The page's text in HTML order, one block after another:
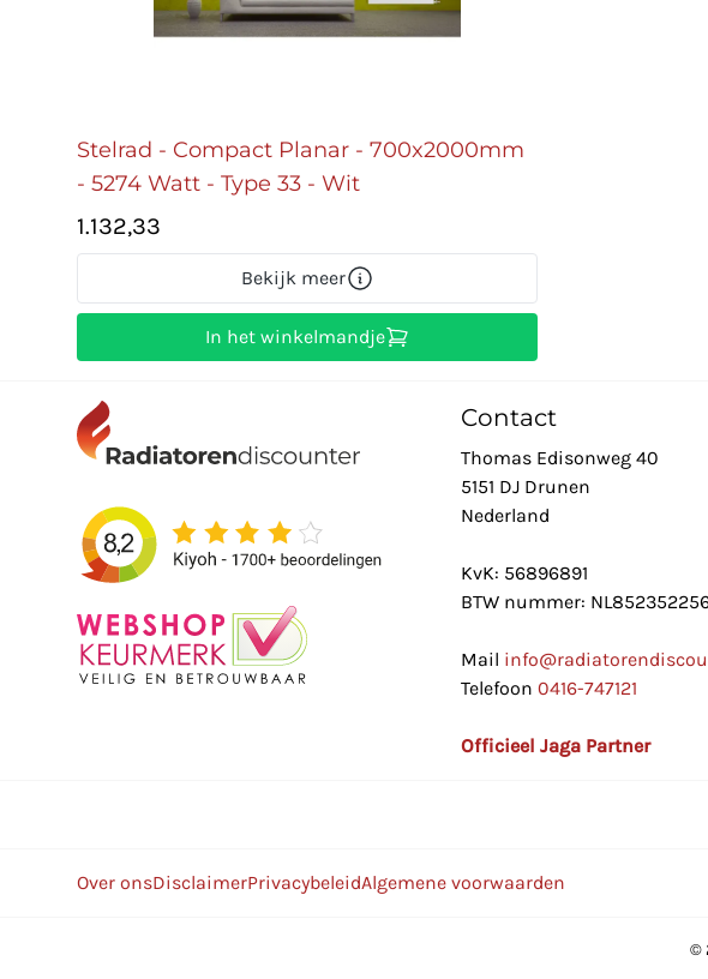
Stelrad - Compact Planar - 700x2000mm
- 5274 Watt - Type 33 - Wit
1.132,33
Bekijk meer
In het winkelmandje
Contact
Thomas Edisonweg 40
5151 DJ Drunen
Nederland
KvK: 56896891
BTW nummer:
Mail
Telefoon 0416-747121
Officieel Jaga Partner
Over onsDisclaimerPrivacybeleidAlgemene voorwaarden
©